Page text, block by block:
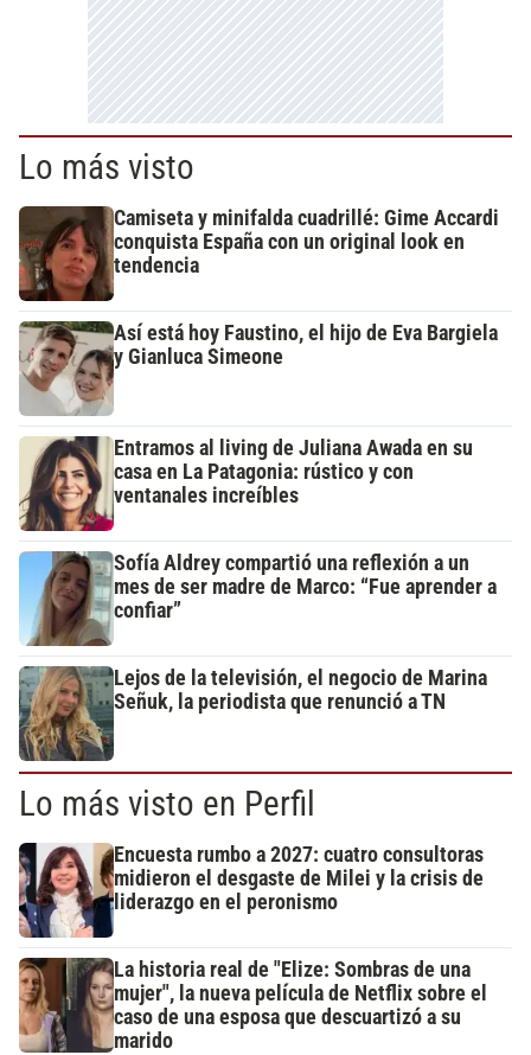
Lo más visto
Camiseta y minifalda cuadrillé: Gime Accardi
conquista España con un original look en
tendencia
Así está hoy Faustino, el hijo de Eva Bargiela
y Gianluca Simeone
Entramos al living de Juliana Awada en su
casa en La Patagonia: rústico y con
ventanales increíbles
Sofía Aldrey compartió una reflexión a un
mes de ser madre de Marco: “Fue aprender a
confiar”
Lejos de la televisión, el negocio de Marina
Señuk, la periodista que renunció a TN
Lo más visto en Perfil
Encuesta rumbo a 2027: cuatro consultoras
midieron el desgaste de Milei y la crisis de
liderazgo en el peronismo
La historia real de "Elize: Sombras de una
mujer", la nueva película de Netflix sobre el
caso de una esposa que descuartizó a su
marido